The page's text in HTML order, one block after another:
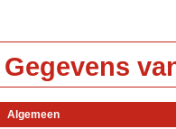
Gegevens
Algemeen